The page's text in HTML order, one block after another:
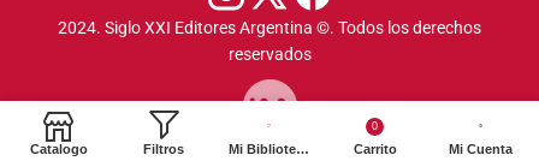
2024. Siglo XXI Editores Argentina ©️. Todos los derechos
reservados
Catalogo Filtros Mi Biblioteca
0
Carrito Mi Cuenta